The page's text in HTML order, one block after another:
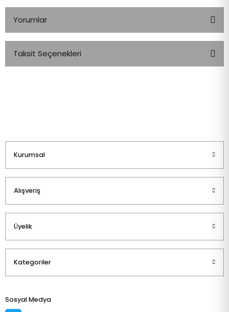
Yorumlar
Taksit Seçenekleri
Kurumsal
Alışveriş
Üyelik
Kategoriler
Sosyal Medya